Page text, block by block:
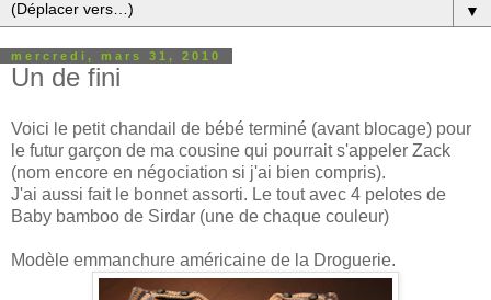
▼
mercredi, mars 31, 2010
Un de fini
Voici le petit chandail de bébé terminé (avant blocage) pour
le futur garçon de ma cousine qui pourrait s'appeler Zack
(nom encore en négociation si j'ai bien compris).
J'ai aussi fait le bonnet assorti. Le tout avec 4 pelotes de
Baby bamboo de Sirdar (une de chaque couleur)
Modèle emmanchure américaine de la Droguerie.